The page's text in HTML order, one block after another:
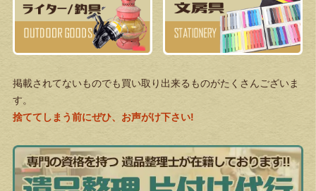
掲載されてないものでも買い取り出来るものがたくさんございま
す。
捨ててしまう前にぜひ、お声がけ下さい!